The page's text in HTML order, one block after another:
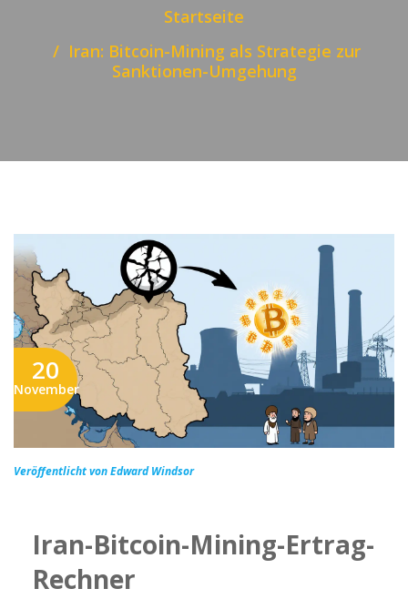
Startseite
Iran: Bitcoin-Mining als Strategie zur
Sanktionen-Umgehung
20
November
Veröffentlicht von Edward Windsor
Iran-Bitcoin-Mining-Ertrag-
Rechner